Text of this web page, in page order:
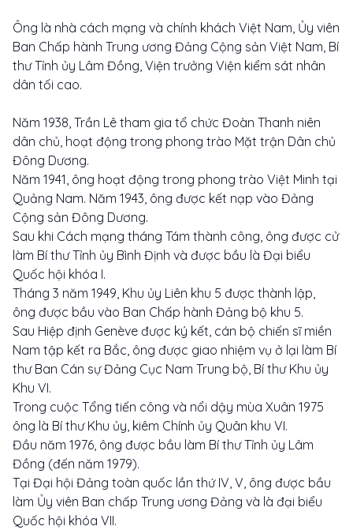
Ông là nhà cách mạng và chính khách Việt Nam, Ủy viên
Ban Chấp hành Trung ương Đảng Cộng sản Việt Nam, Bí
thư Tỉnh ủy Lâm Đồng, Viện trưởng Viện kiểm sát nhân
dân tối cao.
Năm 1938, Trần Lê tham gia tổ chức Đoàn Thanh niên
dân chủ, hoạt động trong phong trào Mặt trận Dân chủ
Đông Dương.
Năm 1941, ông hoạt động trong phong trào Việt Minh tại
Quảng Nam. Năm 1943, ông được kết nạp vào Đảng
Cộng sản Đông Dương.
Sau khi Cách mạng tháng Tám thành công, ông được cử
làm Bí thư Tỉnh ủy Bình Định và được bầu là Đại biểu
Quốc hội khóa I.
Tháng 3 năm 1949, Khu ủy Liên khu 5 được thành lập,
ông được bầu vào Ban Chấp hành Đảng bộ khu 5.
Sau Hiệp định Genève được ký kết, cán bộ chiến sĩ miền
Nam tập kết ra Bắc, ông được giao nhiệm vụ ở lại làm Bí
thư Ban Cán sự Đảng Cục Nam Trung bộ, Bí thư Khu ủy
Khu VI.
Trong cuộc Tổng tiến công và nổi dậy mùa Xuân 1975
ông là Bí thư Khu ủy, kiêm Chính ủy Quân khu VI.
Đầu năm 1976, ông được bầu làm Bí thư Tỉnh ủy Lâm
Đồng (đến năm 1979).
Tại Đại hội Đảng toàn quốc lần thứ IV, V, ông được bầu
làm Ủy viên Ban chấp Trung ương Đảng và là đại biểu
Quốc hội khóa VII.